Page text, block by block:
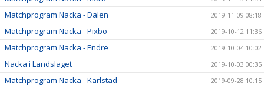
Matchprogram Nacka - Dalen 2019-11-09 08:18
Matchprogram Nacka - Pixbo 2019-10-12 11:36
Matchprogram Nacka - Endre 2019-10-04 10:02
Nacka i Landslaget 2019-10-03 00:35
Matchprogram Nacka - Karlstad 2019-09-28 10:15